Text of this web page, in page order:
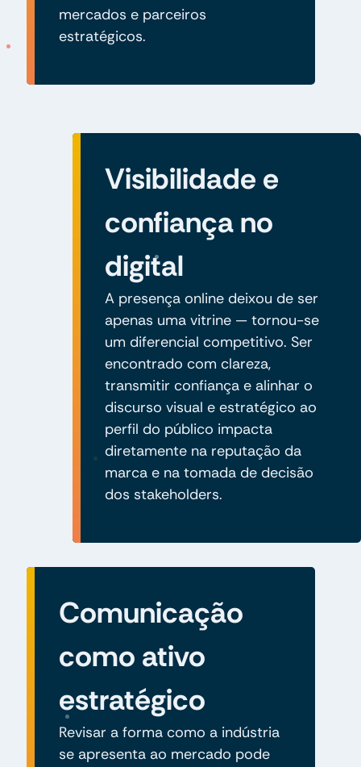
mercados e parceiros
estratégicos.
Visibilidade e
confiança no
digital
A presença online deixou de ser
apenas uma vitrine — tornou-se
um diferencial competitivo. Ser
encontrado com clareza,
transmitir confiança e alinhar o
discurso visual e estratégico ao
perfil do público impacta
diretamente na reputação da
marca e na tomada de decisão
dos stakeholders.
Comunicação
como ativo
estratégico
Revisar a forma como a indústria
se apresenta ao mercado pode